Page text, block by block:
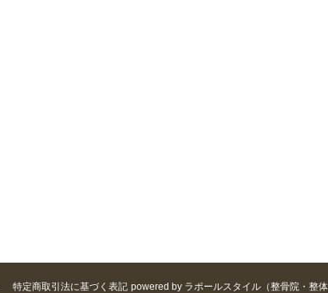
特定商取引法に基づく表記 powered by ラポールスタイル（整骨院・整体